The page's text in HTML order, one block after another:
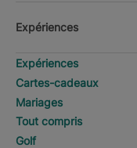
Expériences
Expériences
Cartes-cadeaux
Mariages
Tout compris
Golf